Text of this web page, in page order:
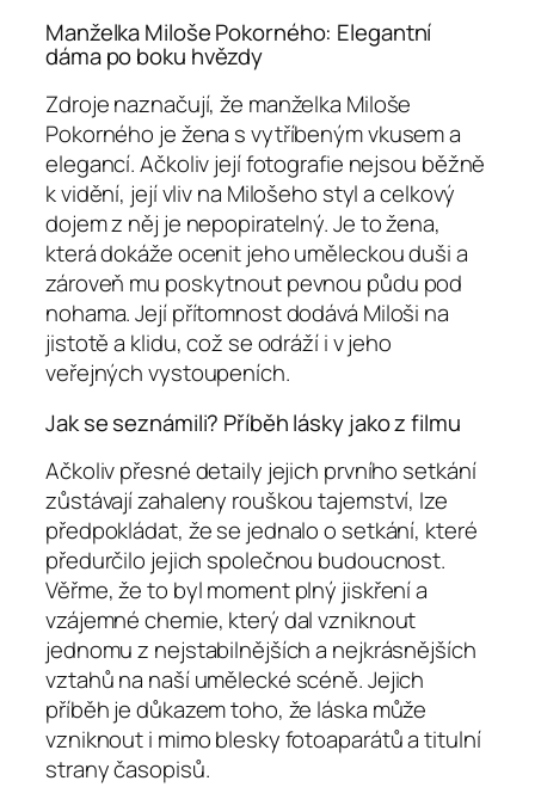
Manželka Miloše Pokorného: Elegantní
dáma po boku hvězdy
Zdroje naznačují, že manželka Miloše
Pokorného je žena s vytříbeným vkusem a
elegancí. Ačkoliv její fotografie nejsou běžně
k vidění, její vliv na Milošeho styl a celkový
dojem z něj je nepopiratelný. Je to žena,
která dokáže ocenit jeho uměleckou duši a
zároveň mu poskytnout pevnou půdu pod
nohama. Její přítomnost dodává Miloši na
jistotě a klidu, což se odráží i v jeho
veřejných vystoupeních.
Jak se seznámili? Příběh lásky jako z filmu
Ačkoliv přesné detaily jejich prvního setkání
zůstávají zahaleny rouškou tajemství, lze
předpokládat, že se jednalo o setkání, které
předurčilo jejich společnou budoucnost.
Věřme, že to byl moment plný jiskření a
vzájemné chemie, který dal vzniknout
jednomu z nejstabilnějších a nejkrásnějších
vztahů na naší umělecké scéně. Jejich
příběh je důkazem toho, že láska může
vzniknout i mimo blesky fotoaparátů a titulní
strany časopisů.